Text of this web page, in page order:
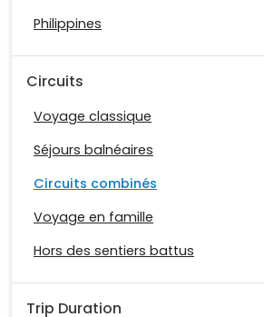
Philippines
Circuits
Voyage classique
Séjours balnéaires
Circuits combinés
Voyage en famille
Hors des sentiers battus
Trip Duration